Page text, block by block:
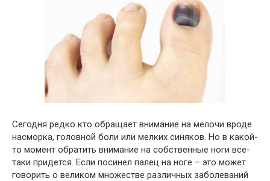
Сегодня редко кто обращает внимание на мелочи вроде
насморка, головной боли или мелких синяков. Но в какой-
то момент обратить внимание на собственные ноги все-
таки придется. Если посинел палец на ноге – это может
говорить о великом множестве различных заболеваний